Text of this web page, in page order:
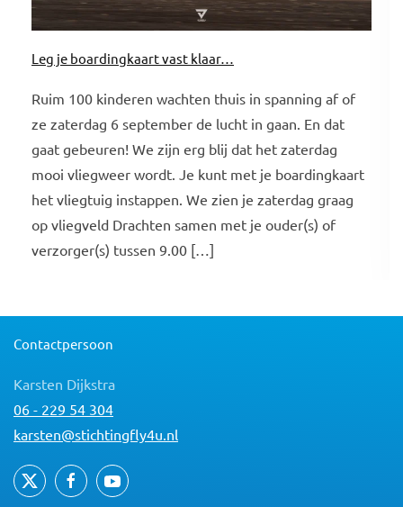
Leg je boardingkaart vast klaar…
Ruim 100 kinderen wachten thuis in spanning af of
ze zaterdag 6 september de lucht in gaan. En dat
gaat gebeuren! We zijn erg blij dat het zaterdag
mooi vliegweer wordt. Je kunt met je boardingkaart
het vliegtuig instappen. We zien je zaterdag graag
op vliegveld Drachten samen met je ouder(s) of
verzorger(s) tussen 9.00 […]
Contactpersoon
Karsten Dijkstra
06 - 229 54 304
karsten@stichtingfly4u.nl